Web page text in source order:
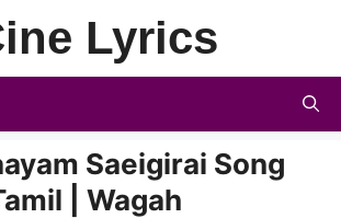
Lyrics
Saeigirai Song
| Wagah